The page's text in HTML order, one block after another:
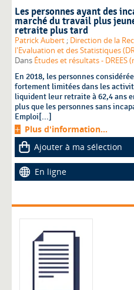
Les personnes ayant des
marché du travail plus
retraite plus tard
Patrick Aubert ; Direction de la
l'Evaluation et des Statistiques
Dans Études et résultats - DREES
En 2018, les personnes
fortement limitées dans les
liquident leur retraite à 62,4 ans
plus que les personnes sans
Emploi[...]
Plus d'information...
Ajouter à ma sélection
En ligne